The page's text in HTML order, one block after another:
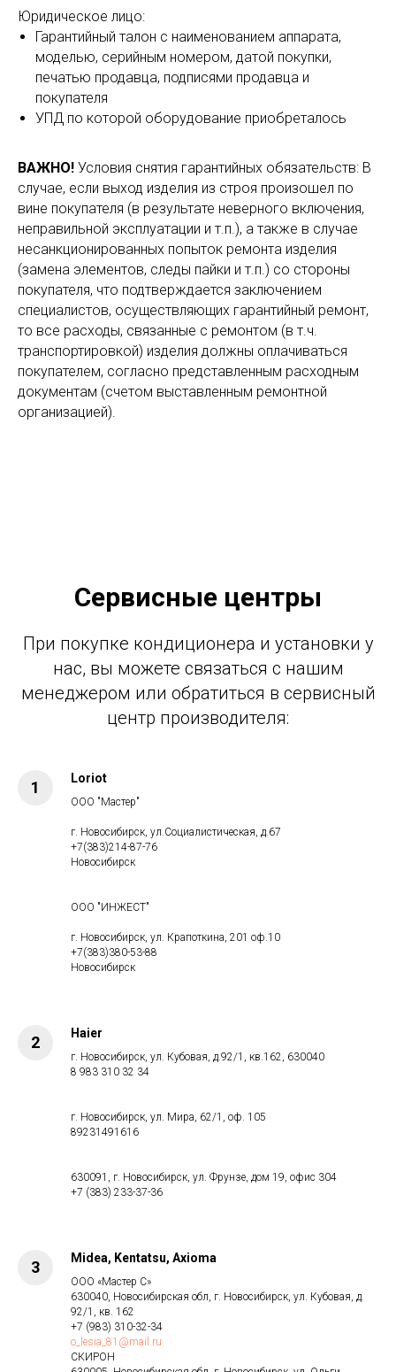
Юридическое лицо:
Гарантийный талон с наименованием аппарата,
моделью, серийным номером, датой покупки,
печатью продавца, подписями продавца и
покупателя
УПД по которой оборудование приобреталось
ВАЖНО! Условия снятия гарантийных обязательств: В
случае, если выход изделия из строя произошел по
вине покупателя (в результате неверного включения,
неправильной эксплуатации и т.п.), а также в случае
несанкционированных попыток ремонта изделия
(замена элементов, следы пайки и т.п.) со стороны
покупателя, что подтверждается заключением
специалистов, осуществляющих гарантийный ремонт,
то все расходы, связанные с ремонтом (в т.ч.
транспортировкой) изделия должны оплачиваться
покупателем, согласно представленным расходным
документам (счетом выставленным ремонтной
организацией).
Сервиcные центры
При покупке кондиционера и установки у
нас, вы можете связаться с нашим
менеджером или обратиться в сервисный
центр производителя:
Loriot
ООО "Мастер"
г. Новосибирск, ул.Социалистическая, д.67
+7(383)214-87-76
Новосибирск
ООО "ИНЖЕСТ"
г. Новосибирск, ул. Крапоткина, 201 оф.10
+7(383)380-53-88
Новосибирск
Haier
г. Новосибирск, ул. Кубовая, д.92/1, кв.162, 630040
8 983 310 32 34
г. Новосибирск, ул. Мира, 62/1, оф. 105
89231491616
630091, г. Новосибирск, ул. Фрунзе, дом 19, офис 304
+7 (383) 233-37-36
Midea, Kentatsu, Axioma
ООО «Мастер С»
630040, Новосибирская обл, г. Новосибирск, ул. Кубовая, д.
92/1, кв. 162
+7 (983) 310-32-34
o_lesia_81@mail.ru
СКИРОН